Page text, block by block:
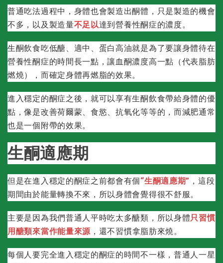
普通吃法過程中，身體也會製造出酮體，只是製造的機會
不多，以及製造量不足以達到營養性酮症的濃度。
生酮飲食吃低醣、適中、蛋白高油就是為了要讓身體待在
營養性酮症的時間長一點，讓血酮濃度高一點（代表脂肪
燃燒），而確定身體再燃脂的效果。
進入穩定的酮症之後，就可以享有生酮飲食帶給身體的優
點，像是改善荷爾蒙、食慾、抗氧化等等的，而減肥通常
也是一個附帶的效果。
生酮適應期
但是在進入穩定的酮症之前都會有個“生酮適應期” ，這段
期間由於能量轉換不來，所以身體會覺得很不舒服。
主要是因為我們普通人平時吃太多醣類，所以身體只習慣
用醣類來當作能量來源 ，還不習慣拿脂肪來燒。
每個人要完全進入穩定的酮症的時間不一樣，普通人一星